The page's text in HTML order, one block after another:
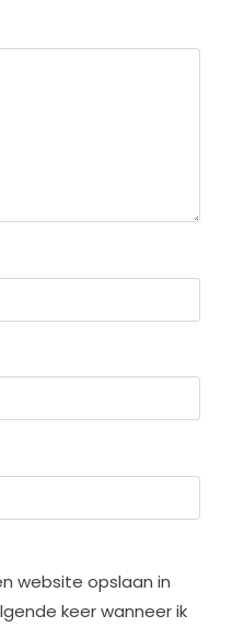
website opslaan in
keer wanneer ik